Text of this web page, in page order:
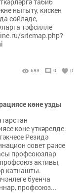
табиб
ныгыту, кискен
сөйләде,
тәфсилле
sitemap.php?
683 0 0
көне узды
көне үткәрелде.
Резидә
совет рәисе
профсоюзлар
активы,
катнашты.
буенча
профсоюз...